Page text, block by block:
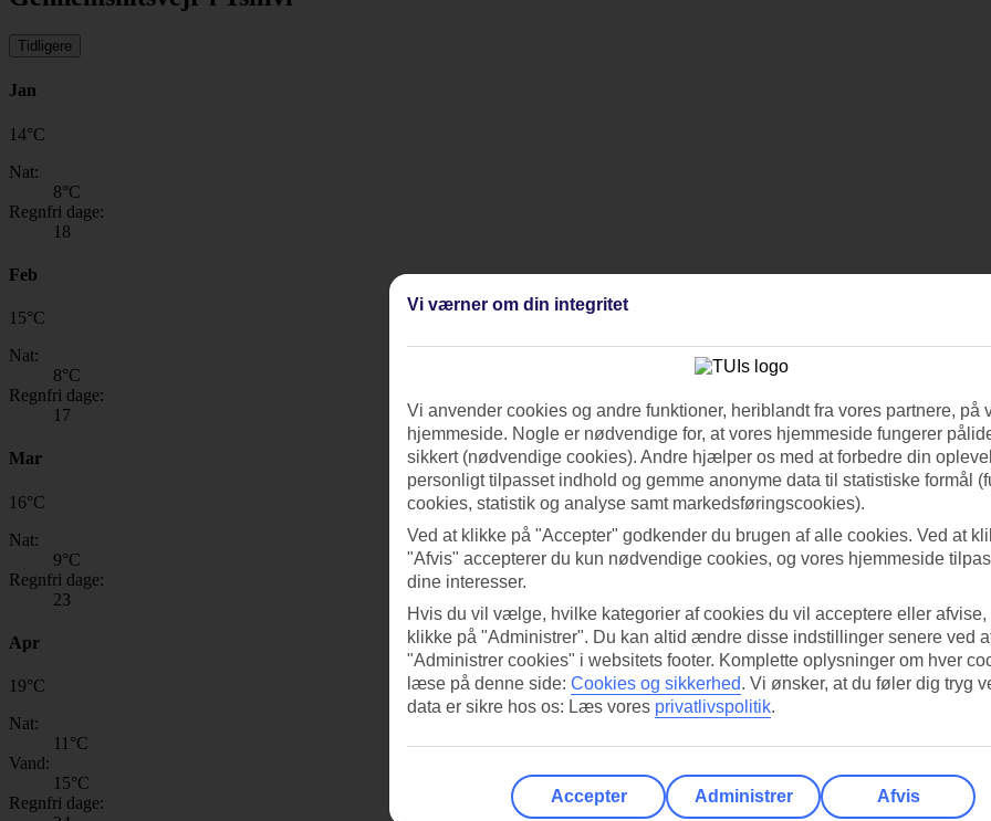
Tidligere
Jan
14°C
Nat:
8°C
Regnfri dage:
18
Feb
15°C
Nat:
8°C
Regnfri dage:
17
Mar
16°C
Nat:
9°C
Regnfri dage:
23
Apr
19°C
Nat:
11 °C
Vand:
15°C
Regnfri dage:
Vi værner om din integritet
Vi anvender cookies og andre funktioner, heriblandt fra vores partnere, på
hjemmeside. Nogle er nødvendige for, at vores hjemmeside fungerer
sikkert (nødvendige cookies). Andre hjælper os med at forbedre din
personligt tilpasset indhold og gemme anonyme data til statistiske formål
cookies, statistik og analyse samt markedsføringscookies).
Ved at klikke på "Accepter" godkender du brugen af alle cookies. Ved at
"Afvis" accepterer du kun nødvendige cookies, og vores hjemmeside
dine interesser.
Hvis du vil vælge, hvilke kategorier af cookies du vil acceptere eller afvise,
klikke på "Administrer". Du kan altid ændre disse indstillinger senere ved
"Administrer cookies" i websitets footer. Komplette oplysninger om hver
læse på denne side: Cookies og sikkerhed. Vi ønsker, at du føler dig tryg
data er sikre hos os: Læs vores privatlivspolitik.
Accepter Administrer Afvis